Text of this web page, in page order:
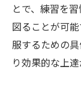
とで、練習を
図ることが可
服するための
り効果的な上達